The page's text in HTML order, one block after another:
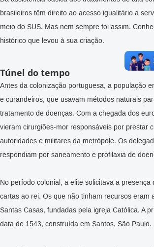
brasileiros têm direito ao acesso igualitário a
meio do SUS. Mas nem sempre foi assim.
histórico que levou à sua criação.
Túnel do tempo
Antes da colonização portuguesa, a população
e curandeiros, que usavam métodos naturais
tratamento de doenças. Com a chegada dos
vieram cirurgiões-mor responsáveis por prestar
autoridades e militares da metrópole. Os
respondiam por saneamento e profilaxia de
No período colonial, a elite solicitava a presença
cartas ao rei. Os que não tinham recursos eram
Santas Casas, fundadas pela igreja Católica. A
data de 1543, construída em Santos, São Paulo.